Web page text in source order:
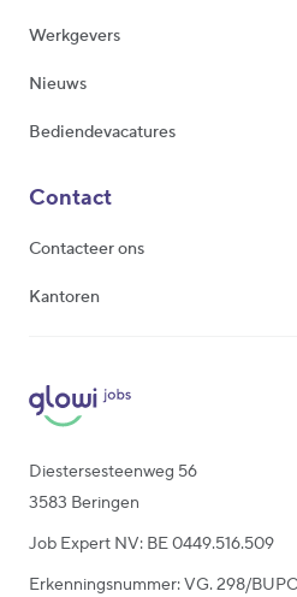
Diestersesteenweg 56
3583 Beringen
Job Expert NV: BE 0449.516.509
Erkenningsnummer: VG. 298/BUPC
Werkgevers
Nieuws
Bediendevacatures
Contact
Contacteer ons
Kantoren